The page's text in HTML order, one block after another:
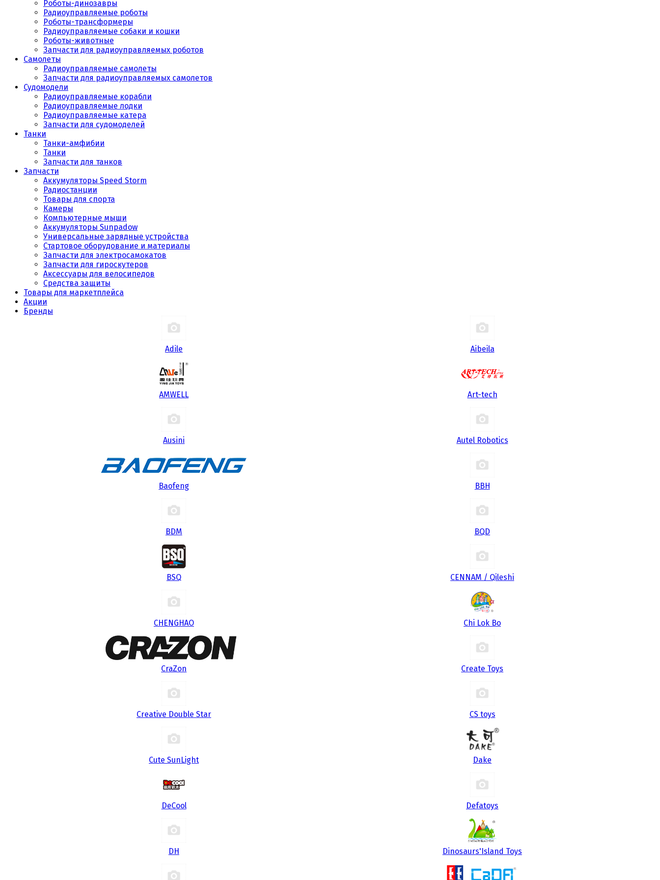
Роботы-динозавры
Радиоуправляемые роботы
Роботы-трансформеры
Радиоуправляемые собаки и кошки
Роботы-животные
Запчасти для радиоуправляемых роботов
Самолеты
Радиоуправляемые самолеты
Запчасти для радиоуправляемых самолетов
Судомодели
Радиоуправляемые корабли
Радиоуправляемые лодки
Радиоуправляемые катера
Запчасти для судомоделей
Танки
Танки-амфибии
Танки
Запчасти для танков
Запчасти
Аккумуляторы Speed Storm
Радиостанции
Товары для спорта
Камеры
Компьютерные мыши
Аккумуляторы Sunpadow
Универсальные зарядные устройства
Стартовое оборудование и материалы
Запчасти для электросамокатов
Запчасти для гироскутеров
Аксессуары для велосипедов
Средства защиты
Товары для маркетплейса
Акции
Бренды
Adile Aibeila
AMWELL Art-tech
Ausini Autel Robotics
Baofeng BBH
BDM BQD
BSQ CENNAM / Qileshi
CHENGHAO Chi Lok Bo
CraZon Create Toys
Creative Double Star CS toys
Cute SunLight Dake
DeCool Defatoys
DH Dinosaurs'Island Toys